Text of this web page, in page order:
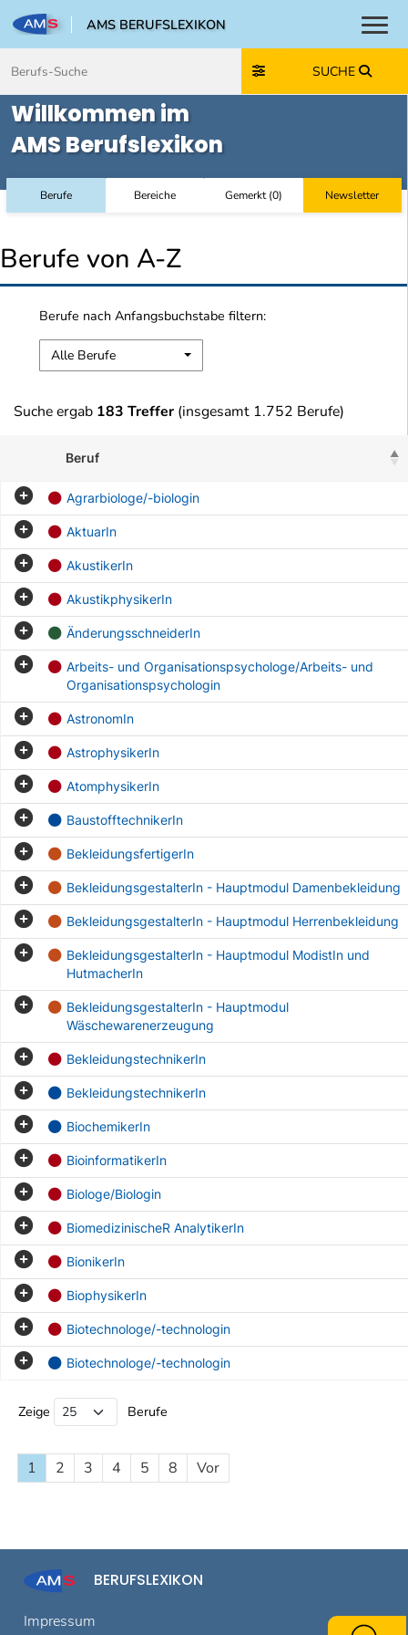
AMS BERUFSLEXIKON
SUCHE
Willkommen im
AMS Berufslexikon
Berufe Bereiche Gemerkt(0) Newsletter
Berufe von A-Z
Berufe nach Anfangsbuchstabe filtern:
Alle Berufe
Suche ergab 183 Treffer (insgesamt 1.752 Berufe)
Beruf
Agrarbiologe/-biologin
AktuarIn
AkustikerIn
AkustikphysikerIn
ÄnderungsschneiderIn
Arbeits- und Organisationspsychologe/Arbeits- und
Organisationspsychologin
AstronomIn
AstrophysikerIn
AtomphysikerIn
BaustofftechnikerIn
BekleidungsfertigerIn
BekleidungsgestalterIn - Hauptmodul Damenbekleidung
BekleidungsgestalterIn - Hauptmodul Herrenbekleidung
BekleidungsgestalterIn - Hauptmodul ModistIn und
HutmacherIn
BekleidungsgestalterIn - Hauptmodul
Wäschewarenerzeugung
BekleidungstechnikerIn
BekleidungstechnikerIn
BiochemikerIn
BioinformatikerIn
Biologe/Biologin
BiomedizinischeR AnalytikerIn
BionikerIn
BiophysikerIn
Biotechnologe/-technologin
Biotechnologe/-technologin
Zeige Berufe
1 2 3 4 5 8 Vor
BERUFSLEXIKON
Impressum